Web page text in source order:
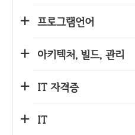
프로그램언어
아키텍처, 빌드, 관리
IT 자격증
IT